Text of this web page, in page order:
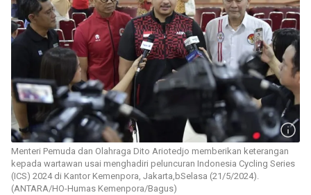
Menteri Pemuda dan Olahraga Dito Ariotedjo memberikan keterangan
kepada wartawan usai menghadiri peluncuran Indonesia Cycling Series
(ICS) 2024 di Kantor Kemenpora, Jakarta,bSelasa (21/5/2024).
(ANTARA/HO-Humas Kemenpora/Bagus)